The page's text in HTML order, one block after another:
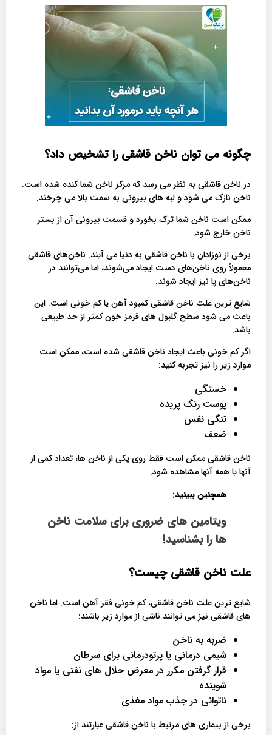
چگونه می توان ناخن قاشقی را تشخیص داد؟
در ناخن قاشقی به نظر می رسد که مرکز ناخن شما کنده شده است.
ناخن نازک می شود و لبه های بیرونی به سمت بالا می چرخند.
ممکن است ناخن شما ترک بخورد و قسمت بیرونی آن از بستر
ناخن خارج شود.
برخی از نوزادان با ناخن قاشقی به دنیا می آیند. ناخن‌های قاشقی
معمولاً روی ناخن‌های دست ایجاد می‌شوند، اما می‌توانند در
ناخن‌های پا نیز ایجاد شوند.
شایع ترین علت ناخن قاشقی کمبود آهن یا کم خونی است. این
باعث می شود سطح گلبول های قرمز خون کمتر از حد طبیعی
باشد.
اگر کم خونی باعث ایجاد ناخن قاشقی شده است، ممکن است
موارد زیر را نیز تجربه کنید:
خستگی
پوست رنگ پریده
تنگی نفس
ضعف
ناخن قاشقی ممکن است فقط روی یکی از ناخن ها، تعداد کمی از
آنها یا همه آنها مشاهده شود.
همچنین ببینید:
ویتامین های ضروری برای سلامت ناخن
ها را بشناسید!
علت ناخن قاشقی چیست؟
شایع ترین علت ناخن قاشقی، کم خونی فقر آهن است. اما ناخن
های قاشقی نیز می توانند ناشی از موارد زیر باشند:
ضربه به ناخن
شیمی درمانی یا پرتودرمانی برای سرطان
قرار گرفتن مکرر در معرض حلال های نفتی یا مواد
شوینده
ناتوانی در جذب مواد مغذی
برخی از بیماری های مرتبط با ناخن قاشقی عبارتند از: